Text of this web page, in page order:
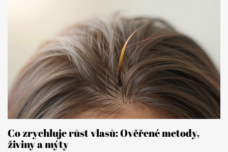
Co zrychluje růst vlasů: Ověřené metody,
živiny a mýty